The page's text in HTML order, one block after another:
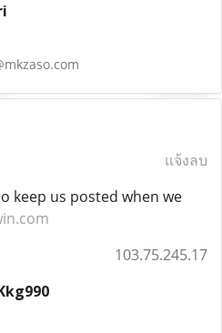
แจ้งลบ
keep us posted when we
103.75.245.17